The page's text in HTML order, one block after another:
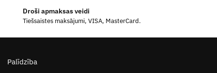
Droši apmaksas veidi
Tiešsaistes maksājumi, VISA, MasterCard.
Palīdzība